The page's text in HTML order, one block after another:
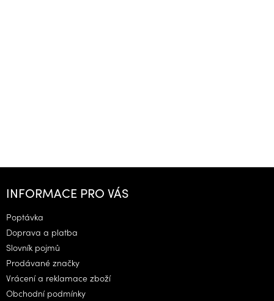
Z
INFORMACE PRO VÁS
Poptávka
Doprava a platba
Slovník pojmů
Prodávané značky
Vrácení a reklamace zboží
Obchodní podmínky